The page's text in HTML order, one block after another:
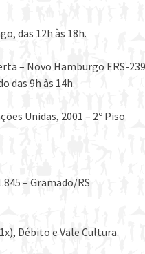
das 12h às 18h.
– Novo Hamburgo ERS-
das 9h às 14h.
Unidas, 2001 – 2º Piso
– Gramado/RS
Débito e Vale Cultura.